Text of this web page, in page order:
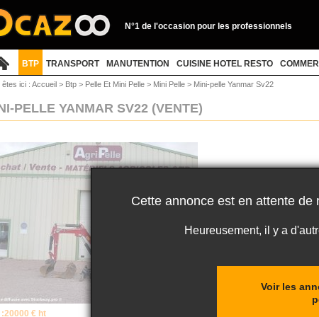
N°1 de l'occasion pour les professionnels
BTP TRANSPORT MANUTENTION CUISINE HOTEL RESTO
êtes ici : Accueil > Btp > Pelle Et Mini Pelle > Mini Pelle > Mini-pelle Yanmar Sv22
PELLE YANMAR SV22 (VENTE)
20000 € ht
Cette annonce est en attente de
Heureusement, il y a
Voir les